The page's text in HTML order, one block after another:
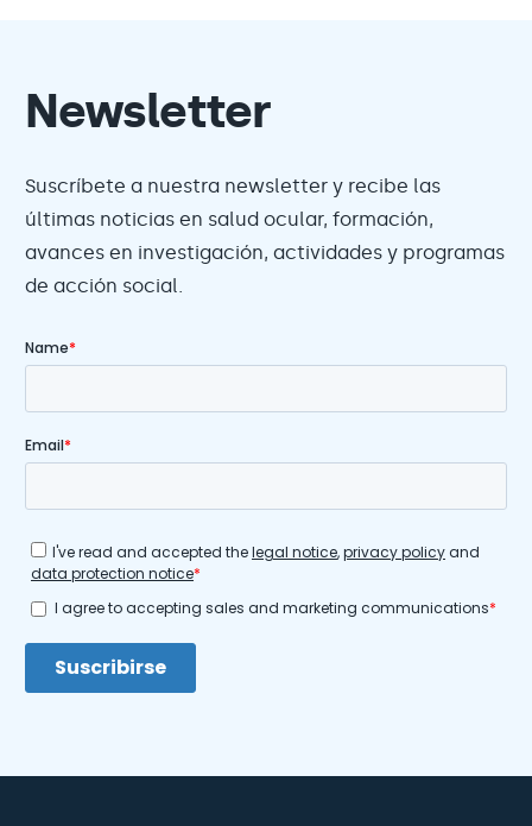
Newsletter
Suscríbete a nuestra newsletter y recibe las
últimas noticias en salud ocular, formación,
avances en investigación, actividades y programas
de acción social.